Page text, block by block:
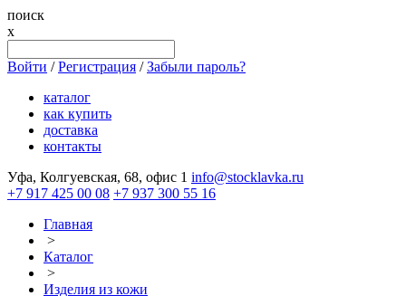
поиск
x
Войти / Регистрация / Забыли пароль?
каталог
как купить
доставка
контакты
Уфа, Колгуевская, 68, офис 1 info@stocklavka.ru
+7 917 425 00 08 +7 937 300 55 16
Главная
>
Каталог
>
Изделия из кожи